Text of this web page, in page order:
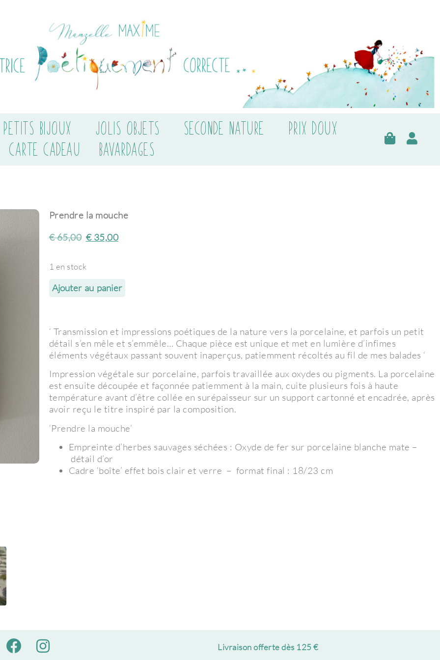
PETITS BIJOUX JOLIS OBJETS SECONDE NATURE
PRIX DOUX
CARTE CADEAU
BAVARDAGES
Prendre la mouche
€65,00 €35,00
1 en stock
Ajouter au panier
‘ Transmission et impressions poétiques de la nature vers la porcelaine, et parfois un petit
détail s’en mêle et s’emmêle… Chaque pièce est unique et met en lumière d’infimes
éléments végétaux passant souvent inaperçus, patiemment récoltés au fil de mes balades ‘
Impression végétale sur porcelaine, parfois travaillée aux oxydes ou pigments. La porcelaine
est ensuite découpée et façonnée patiemment à la main, cuite plusieurs fois à haute
température avant d’être collée en surépaisseur sur un support cartonné et encadrée, après
avoir reçu le titre inspiré par la composition.
‘Prendre la mouche’
Empreinte d’herbes sauvages séchées : Oxyde de fer sur porcelaine blanche mate –
détail d’or
Cadre ‘boîte’ effet bois clair et verre – format final : 18/23 cm
Livraison offerte dès 125 €